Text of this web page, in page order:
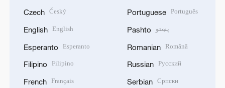
Czech Český
English English
Esperanto Esperanto
Filipino Filipino
French Français
Portuguese Português
Pashto پښتو
Romanian Română
Russian Русский
Serbian Српски